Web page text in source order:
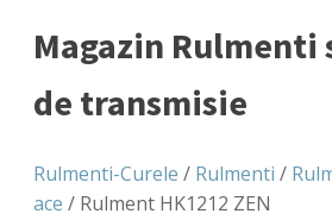
Magazin Rulmenti
de transmisie
Rulmenti-Curele / Rulmenti /
ace / Rulment HK1212 ZEN